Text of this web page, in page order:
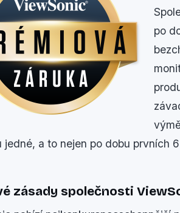
po
jedné, a to nejen po dobu prvních
zásady společnosti